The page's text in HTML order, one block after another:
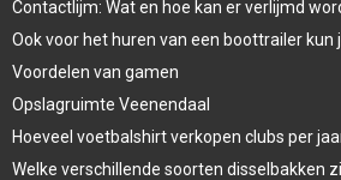
Contactlijm: Wat en hoe kan er verlijmd
Ook voor het huren van een boottrailer
Voordelen van gamen
Opslagruimte Veenendaal
Hoeveel voetbalshirt verkopen clubs per
Welke verschillende soorten disselbakken